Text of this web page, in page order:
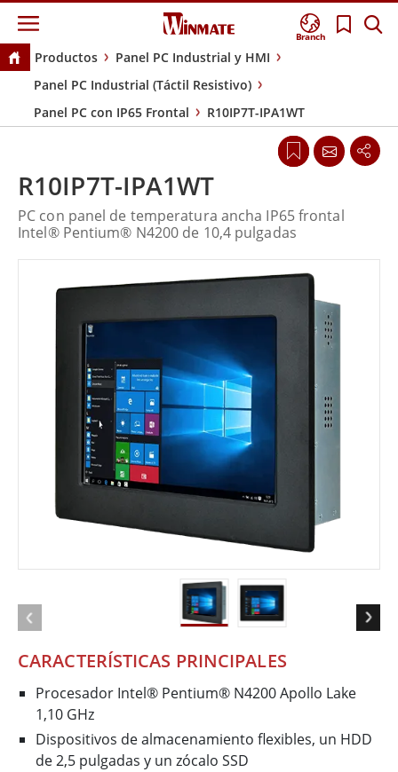
Branch
Productos
Panel PC Industrial y HMI
Panel PC Industrial (Táctil Resistivo)
Panel PC con IP65 Frontal
R10IP7T-IPA1WT
CARACTERÍSTICAS PRINCIPALES
Procesador Intel® Pentium® N4200 Apollo Lake
1,10 GHz
Dispositivos de almacenamiento flexibles, un HDD
de 2,5 pulgadas y un zócalo SSD
R10IP7T-IPA1WT
PC con panel de temperatura ancha IP65 frontal
Intel® Pentium® N4200 de 10,4 pulgadas